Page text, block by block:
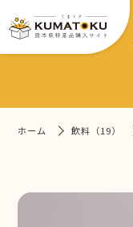
ホーム 飲料（19）